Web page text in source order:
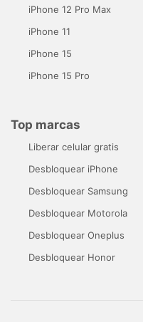
iPhone 12 Pro Max
iPhone 11
iPhone 15
iPhone 15 Pro
Top marcas
Liberar celular gratis
Desbloquear iPhone
Desbloquear Samsung
Desbloquear Motorola
Desbloquear Oneplus
Desbloquear Honor